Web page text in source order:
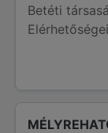
Betéti